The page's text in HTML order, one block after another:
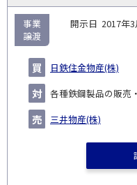
2017年
日鉄住金物産(株)
各種鉄鋼製品の販売
三井物産(株)
事業
譲渡